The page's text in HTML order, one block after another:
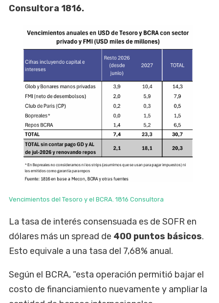
Consultora 1816.
Vencimientos del Tesoro y el BCRA. 1816 Consultora
La tasa de interés consensuada es de SOFR en
dólares más un spread de 400 puntos básicos.
Esto equivale a una tasa del 7,68% anual.
Según el BCRA, “esta operación permitió bajar el
costo de financiamiento nuevamente y ampliar la